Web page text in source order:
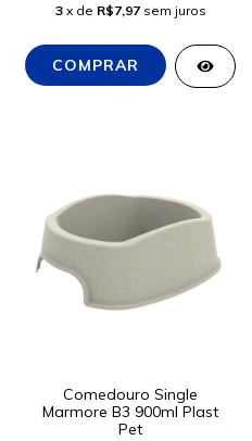
3 x de R$7,97 sem juros
Comedouro Single
Marmore B3 900ml Plast
Pet